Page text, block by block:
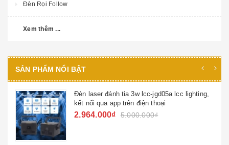
Đèn Rọi Follow
Xem thêm ...
SẢN PHẨM NỔI BẬT
Đèn laser đánh tia 3w lcc-jgd05a lcc lighting,
kết nối qua app trên điện thoại
2.964.000₫ 5.000.000₫